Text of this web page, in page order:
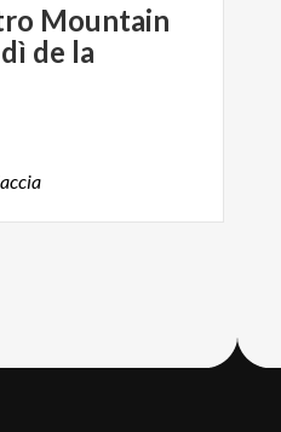
Mountain
de la